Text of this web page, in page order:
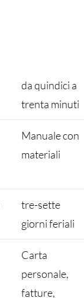
da quindici a
trenta minuti
Manuale con
materiali
tre-sette
giorni feriali
Carta
personale,
fatture,